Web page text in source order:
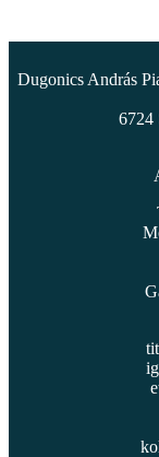
Dugonics András
6724